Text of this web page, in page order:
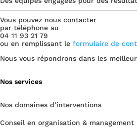
Vous pouvez nous contacter
par téléphone au
04 11 93 21 79
ou en remplissant le formulaire de
Nous vous répondrons dans les
Nos services
Nos domaines d’interventions
Conseil en organisation & management